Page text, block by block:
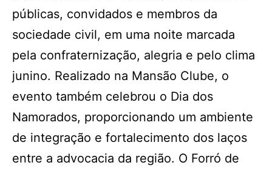
públicas, convidados e membros da
sociedade civil, em uma noite marcada
pela confraternização, alegria e pelo clima
junino. Realizado na Mansão Clube, o
evento também celebrou o Dia dos
Namorados, proporcionando um ambiente
de integração e fortalecimento dos laços
entre a advocacia da região. O Forró de